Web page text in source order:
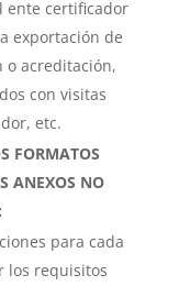
ente certificador
exportación de
o acreditación,
con visitas
etc.
FORMATOS
ANEXOS NO
para cada
los requisitos